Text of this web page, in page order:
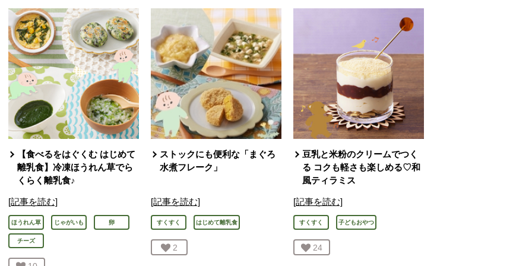
【食べるをはぐくむ はじめて
離乳食】冷凍ほうれん草でら
くらく離乳食♪
[記事を読む]
ほうれん草 じゃがいも 卵
チーズ
ストックにも便利な「まぐろ
水煮フレーク」
[記事を読む]
すくすく はじめて離乳食
お気に入り登録：
2
豆乳と米粉のクリームでつく
る コクも軽さも楽しめる♡和
風ティラミス
[記事を読む]
すくすく 子どもおやつ
お気に入り登録：
24人が登録